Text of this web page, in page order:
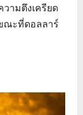
ามตึงเครียด
ณะที่ดอลลาร์